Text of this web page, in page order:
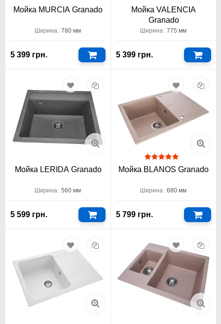
Мойка MURCIA Granado
Ширина: 780 мм
5 399 грн.
Мойка VALENCIA
Granado
Ширина: 775 мм
5 399 грн.
Мойка LERIDA Granado
Ширина: 560 мм
5 599 грн.
Мойка BLANOS Granado
Ширина: 680 мм
5 799 грн.